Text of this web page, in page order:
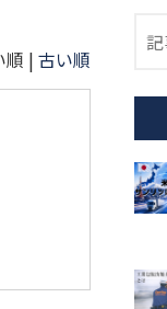
順 | 古い順